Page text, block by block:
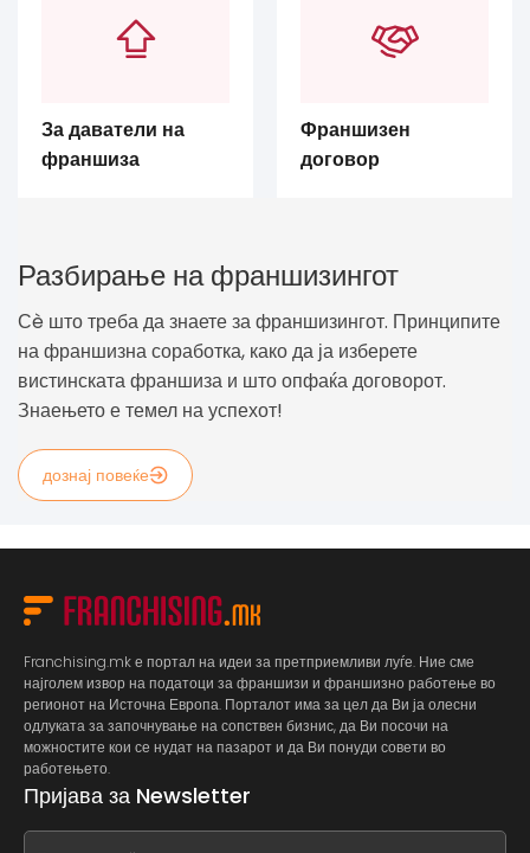
За даватели на
франшиза
Франшизен
договор
Разбирање на франшизингот
Сè што треба да знаете за франшизингот. Принципите
на франшизна соработка, како да ја изберете
вистинската франшиза и што опфаќа договорот.
Знаењето е темел на успехот!
дознај повеќе
Franchising.mk е портал на идеи за претприемливи луѓе. Ние сме
најголем извор на податоци за франшизи и франшизно работење во
регионот на Источна Европа. Порталот има за цел да Ви ја олесни
одлуката за започнување на сопствен бизнис, да Ви посочи на
можностите кои се нудат на пазарот и да Ви понуди совети во
работењето.
Пријава за Newsletter
If